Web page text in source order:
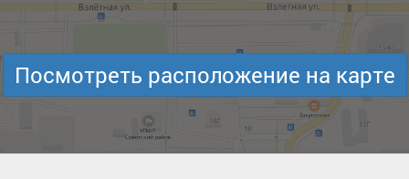
Посмотреть расположение на карте